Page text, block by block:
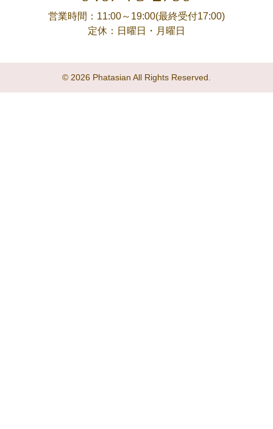
営業時間：11:00～19:00(最終受付17:00)
定休：日曜日・月曜日
© 2026 Phatasian All Rights Reserved.